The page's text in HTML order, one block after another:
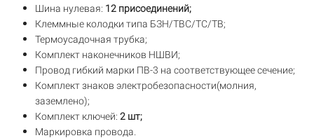
Шина нулевая: 12 присоединений;
Клеммные колодки типа БЗН/ТВС/TC/TB;
Термоусадочная трубка;
Комплект наконечников НШВИ;
Провод гибкий марки ПВ-3 на соответствующее сечение;
Комплект знаков электробезопасности(молния,
заземлено);
Комплект ключей: 2 шт;
Маркировка провода.